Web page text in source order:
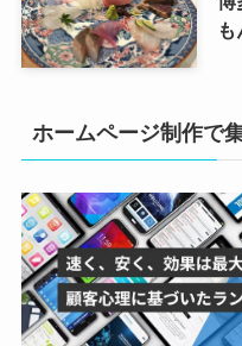
ホームページ制作で